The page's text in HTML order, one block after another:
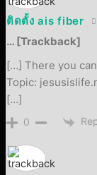
ติดตั้ง ais fiber
… [Trackback]
[…] There you
Topic:
[…]
0